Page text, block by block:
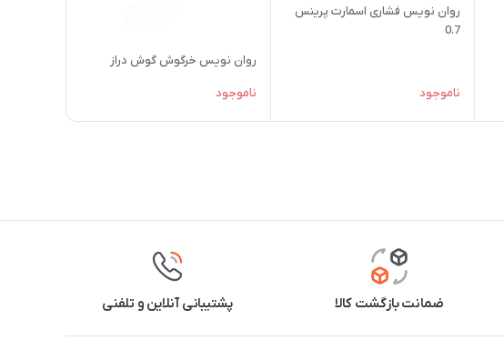
روان نویس فشاری اسمارت پرینس
0.7
ناموجود
روان نویس خرگوش گوش دراز
ناموجود
ضمانت بازگشت کالا پشتیبانی آنلاین و تلفنی